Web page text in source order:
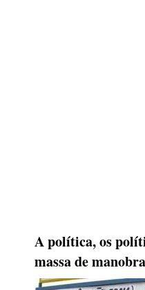
A política, os
massa de